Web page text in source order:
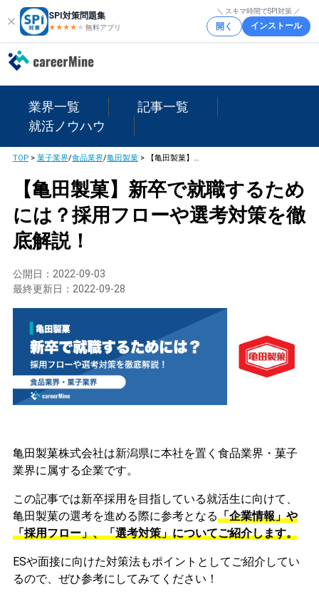
SPI対策問題集
★★★★ ★★
無料アプリ
＼ スキマ時間でSPI対策 ／
開く インストール
業界一覧
記事一覧
就活ノウハウ
TOP> 菓子業界/食品業界/亀田製菓> 【亀田製菓】新卒で就職するためには？採用フローや選考対策を徹底解説！
【亀田製菓】新卒で就職するため
には？採用フローや選考対策を徹
底解説！
公開日： 2022-09-03
最終更新日： 2022-09-28
亀田製菓株式会社は新潟県に本社を置く食品業界・菓子
業界に属する企業です。
この記事では新卒採用を目指している就活生に向けて、
亀田製菓の選考を進める際に参考となる「企業情報」や
「採用フロー」、「選考対策」についてご紹介します。
ESや面接に向けた対策法もポイントとしてご紹介してい
るので、ぜひ参考にしてみてください！